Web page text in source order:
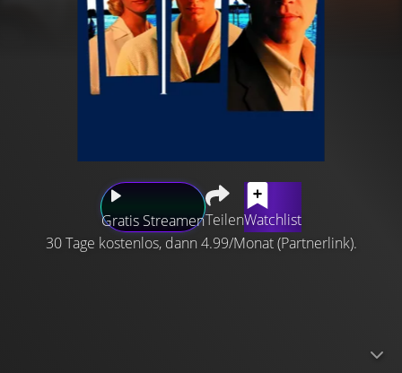
Gratis StreamenTeilenWatchlist
30 Tage kostenlos, dann 4.99/Monat (Partnerlink).
in die USA zurückzukehren. Dickie aber bleibt hartnäckig